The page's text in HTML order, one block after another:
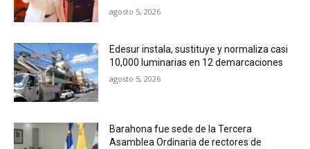
agosto 5, 2026
Edesur instala, sustituye y normaliza casi
10,000 luminarias en 12 demarcaciones
agosto 5, 2026
Barahona fue sede de la Tercera
Asamblea Ordinaria de rectores de